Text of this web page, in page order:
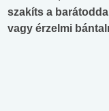
szakíts a
vagy érzelmi